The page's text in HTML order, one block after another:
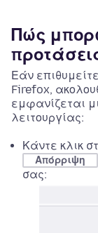
Πώς
Εάν
Firefox,
εμφανίζεται
λειτουργίας:
Κάντε κλικ
Απόρριψη
σας: